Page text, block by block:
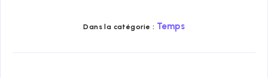
Dans la catégorie : Temps